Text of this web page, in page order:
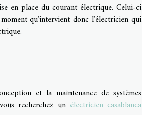
en place du courant électrique. Celui-ci
qu’intervient donc l’électricien qui
et la maintenance de systèmes
recherchez un électricien casablanca